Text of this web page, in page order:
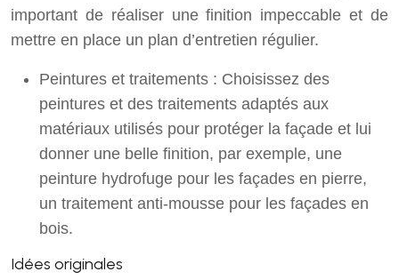
important de réaliser une finition impeccable et de
mettre en place un plan d’entretien régulier.
Peintures et traitements : Choisissez des
peintures et des traitements adaptés aux
matériaux utilisés pour protéger la façade et lui
donner une belle finition, par exemple, une
peinture hydrofuge pour les façades en pierre,
un traitement anti-mousse pour les façades en
bois.
Idées originales